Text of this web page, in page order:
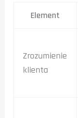
Element
Zrozumienie
klienta